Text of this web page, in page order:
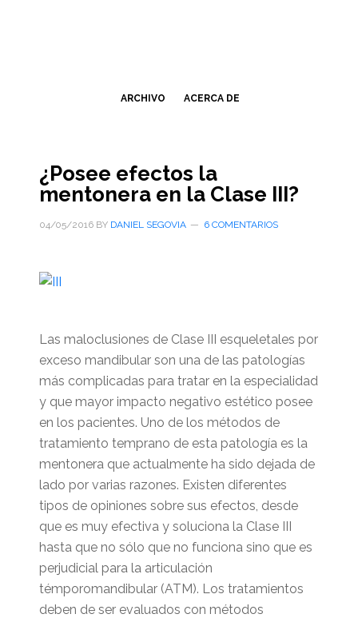
ARCHIVO ACERCA DE
¿Posee efectos la
mentonera en la Clase III?
04/05/2016BY DANIEL SEGOVIA 6 COMENTARIOS
Las maloclusiones de Clase III esqueletales por
exceso mandibular son una de las patologías
más complicadas para tratar en la especialidad
y que mayor impacto negativo estético posee
en los pacientes. Uno de los métodos de
tratamiento temprano de esta patología es la
mentonera que actualmente ha sido dejada de
lado por varias razones. Existen diferentes
tipos de opiniones sobre sus efectos, desde
que es muy efectiva y soluciona la Clase III
hasta que no sólo que no funciona sino que es
perjudicial para la articulación
témporomandibular (ATM). Los tratamientos
deben de ser evaluados con métodos